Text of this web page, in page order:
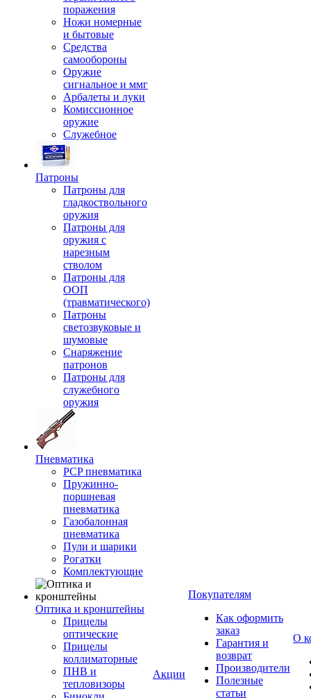
поражения
Ножи номерные
и бытовые
Средства
самообороны
Оружие
сигнальное и ммг
Арбалеты и луки
Комиссионное
оружие
Служебное
Патроны
Патроны для
гладкоствольного
оружия
Патроны для
оружия с
нарезным
стволом
Патроны для
ООП
(травматического)
Патроны
светозвуковые и
шумовые
Снаряжение
патронов
Патроны для
служебного
оружия
Пневматика
PCP пневматика
Пружинно-
поршневая
пневматика
Газобалонная
пневматика
Пули и шарики
Рогатки
Комплектующие
Оптика и кронштейны
Прицелы
оптические
Прицелы
коллиматорные
ПНВ и
тепловизоры
Акции
Покупателям
Как оформить
заказ
Гарантия и
возврат
Производители
Полезные
статьи
О